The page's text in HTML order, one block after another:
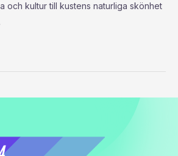
och kultur till kustens naturliga skönhet